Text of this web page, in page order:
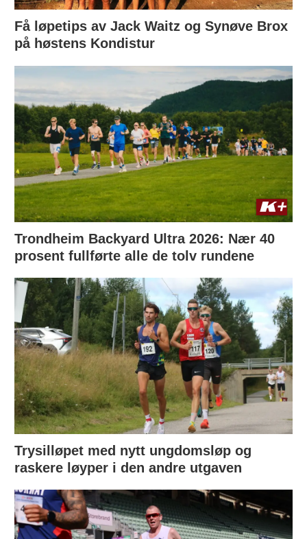
Få løpetips av Jack Waitz og Synøve Brox
på høstens Kondistur
Trondheim Backyard Ultra 2026: Nær 40
prosent fullførte alle de tolv rundene
Trysilløpet med nytt ungdomsløp og
raskere løyper i den andre utgaven